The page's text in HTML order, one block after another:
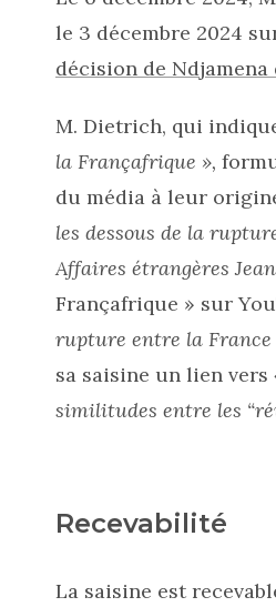
le 3 décembre 2024
décision de Ndjamena
M. Dietrich, qui
la Françafrique »,
du média à leur
les dessous de la
Affaires étrangères
Françafrique » sur
rupture entre la France
sa saisine un lien vers
similitudes entre les
Recevabilité
La saisine est